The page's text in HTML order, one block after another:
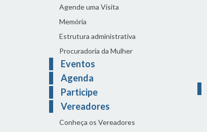
Agende uma Visita
Memória
Estrutura administrativa
Procuradoria da Mulher
Eventos
Agenda
Participe
Vereadores
Conheça os Vereadores